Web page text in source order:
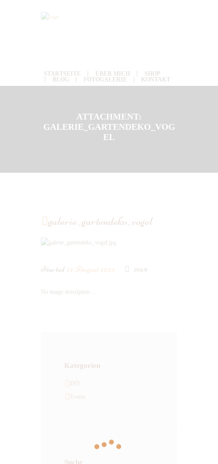
STARTSEITE ÜBER MICH
SHOP
BLOG
FOTOGALERIE KONTAKT
ATTACHMENT:
GALERIE_GARTENDEKO_VOG
EL
galerie_gartendeko_vogel
Started23. August 2023 1969
No image description ...
Kategorien
DIY
Events
Suche